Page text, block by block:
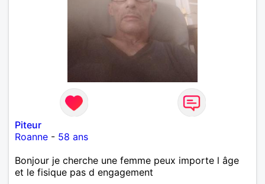
Piteur
Roanne - 58 ans
Bonjour je cherche une femme peux importe l âge
et le fisique pas d engagement